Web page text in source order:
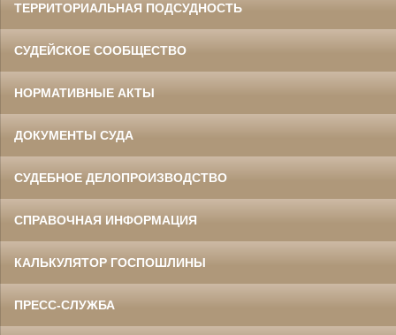
ТЕРРИТОРИАЛЬНАЯ ПОДСУДНОСТЬ
СУДЕЙСКОЕ СООБЩЕСТВО
НОРМАТИВНЫЕ АКТЫ
ДОКУМЕНТЫ СУДА
СУДЕБНОЕ ДЕЛОПРОИЗВОДСТВО
СПРАВОЧНАЯ ИНФОРМАЦИЯ
КАЛЬКУЛЯТОР ГОСПОШЛИНЫ
ПРЕСС-СЛУЖБА